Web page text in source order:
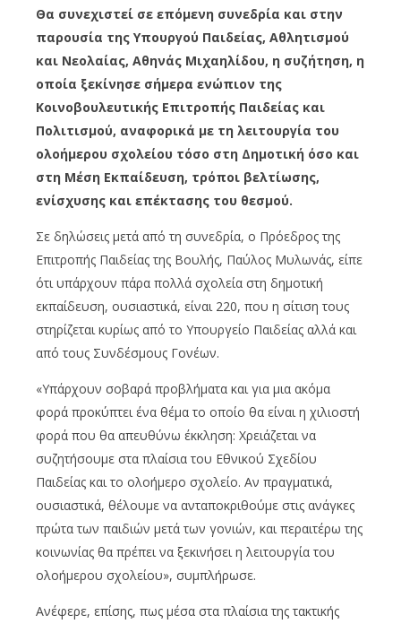
Θα συνεχιστεί σε επόμενη συνεδρία και στην
παρουσία της Υπουργού Παιδείας, Αθλητισμού
και Νεολαίας, Αθηνάς Μιχαηλίδου, η συζήτηση, η
οποία ξεκίνησε σήμερα ενώπιον της
Κοινοβουλευτικής Επιτροπής Παιδείας και
Πολιτισμού, αναφορικά με τη λειτουργία του
ολοήμερου σχολείου τόσο στη Δημοτική όσο και
στη Μέση Εκπαίδευση, τρόποι βελτίωσης,
ενίσχυσης και επέκτασης του θεσμού.
Σε δηλώσεις μετά από τη συνεδρία, ο Πρόεδρος της
Επιτροπής Παιδείας της Βουλής, Παύλος Μυλωνάς, είπε
ότι υπάρχουν πάρα πολλά σχολεία στη δημοτική
εκπαίδευση, ουσιαστικά, είναι 220, που η σίτιση τους
στηρίζεται κυρίως από το Υπουργείο Παιδείας αλλά και
από τους Συνδέσμους Γονέων.
«Υπάρχουν σοβαρά προβλήματα και για μια ακόμα
φορά προκύπτει ένα θέμα το οποίο θα είναι η χιλιοστή
φορά που θα απευθύνω έκκληση: Χρειάζεται να
συζητήσουμε στα πλαίσια του Εθνικού Σχεδίου
Παιδείας και το ολοήμερο σχολείο. Αν πραγματικά,
ουσιαστικά, θέλουμε να ανταποκριθούμε στις ανάγκες
πρώτα των παιδιών μετά των γονιών, και περαιτέρω της
κοινωνίας θα πρέπει να ξεκινήσει η λειτουργία του
ολοήμερου σχολείου», συμπλήρωσε.
Ανέφερε, επίσης, πως μέσα στα πλαίσια της τακτικής